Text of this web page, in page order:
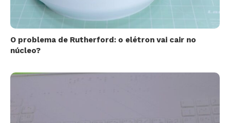
O problema de Rutherford: o elétron vai cair no
núcleo?